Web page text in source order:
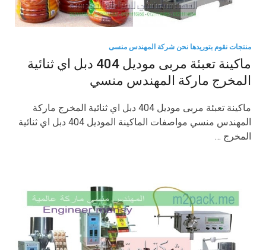
منتجات نقوم بتوريدها نحن شركة المهندس منسى
ماكينة تعبئة مربى موديل 404 دبل اي ثنائية
المخرج ماركة المهندس منسي
ماكينة تعبئة مربى موديل 404 دبل اي ثنائية المخرج ماركة
المهندس منسي مواصفات الماكينة الموديل 404 دبل اي ثنائية
المخرج …